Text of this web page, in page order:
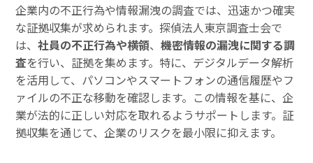
企業内の不正行為や情報漏洩の調査では、迅速かつ確実
な証拠収集が求められます。探偵法人東京調査士会で
は、社員の不正行為や横領、機密情報の漏洩に関する調
査を行い、証拠を集めます。特に、デジタルデータ解析
を活用して、パソコンやスマートフォンの通信履歴やフ
ァイルの不正な移動を確認します。この情報を基に、企
業が法的に正しい対応を取れるようサポートします。証
拠収集を通じて、企業のリスクを最小限に抑えます。